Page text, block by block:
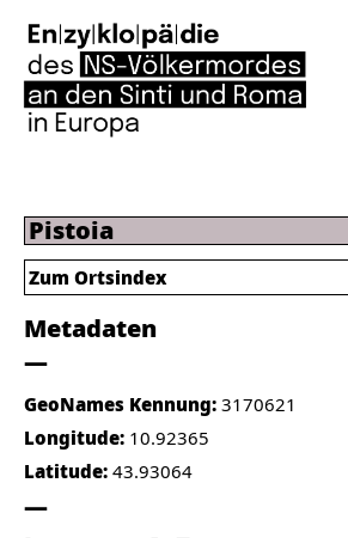
Pistoia
Metadaten
GeoNames Kennung: 3170621
Longitude: 10.92365
Latitude: 43.93064
Zum Ortsindex